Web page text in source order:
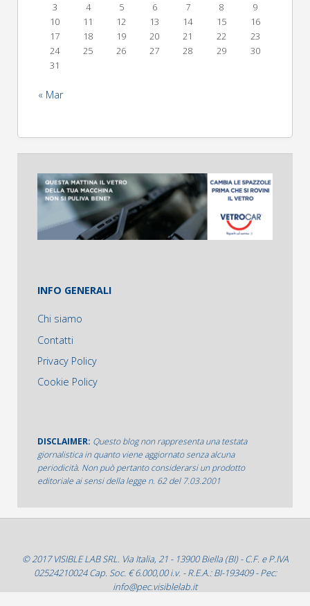
3
4 5 6 7 8
9
10
11 12 13 14 15
16
17
18 19 20 21 22
23
24
25 26 27 28 29
30
31
« Mar
INFO GENERALI
Chi siamo
Contatti
Privacy Policy
Cookie Policy
DISCLAIMER: Questo blog non rappresenta una testata
giornalistica in quanto viene aggiornato senza alcuna
periodicità. Non può pertanto considerarsi un prodotto
editoriale ai sensi della legge n. 62 del 7.03.2001
© 2017 VISIBLE LAB SRL. Via Italia, 21 - 13900 Biella (BI) - C.F. e P.IVA
02524210024 Cap. Soc. € 6.000,00 i.v. - R.E.A.: BI-193409 - Pec:
info@pec.visiblelab.it